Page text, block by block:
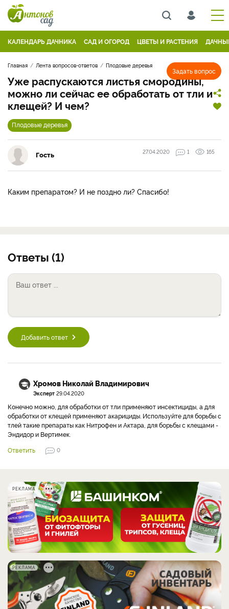
КАЛЕНДАРЬ ДАЧНИКА САД И ОГОРОД ЦВЕТЫ И РАСТЕНИЯ
Задать вопрос
Главная Лента вопросов-ответов Плодовые деревья
Уже распускаются листья смородины,
можно ли сейчас ее обработать от тли и
клещей? И чем?
Плодовые деревья
Гость 27.04.2020 1 165
Каким препаратом? И не поздно ли? Спасибо!
Ответы (1)
Добавить ответ
Хромов Николай Владимирович
Эксперт 29.04.2020
Конечно можно, для обработки от тли применяют инсектициды, а для
обработки от клещей применяют акарициды. Используйте для борьбы с
тлей такие препараты как Нитрофен и Актара, для борьбы с клещами -
Эндидор и Вертимек.
Ответить
0
РЕКЛАМА
РЕКЛАМА